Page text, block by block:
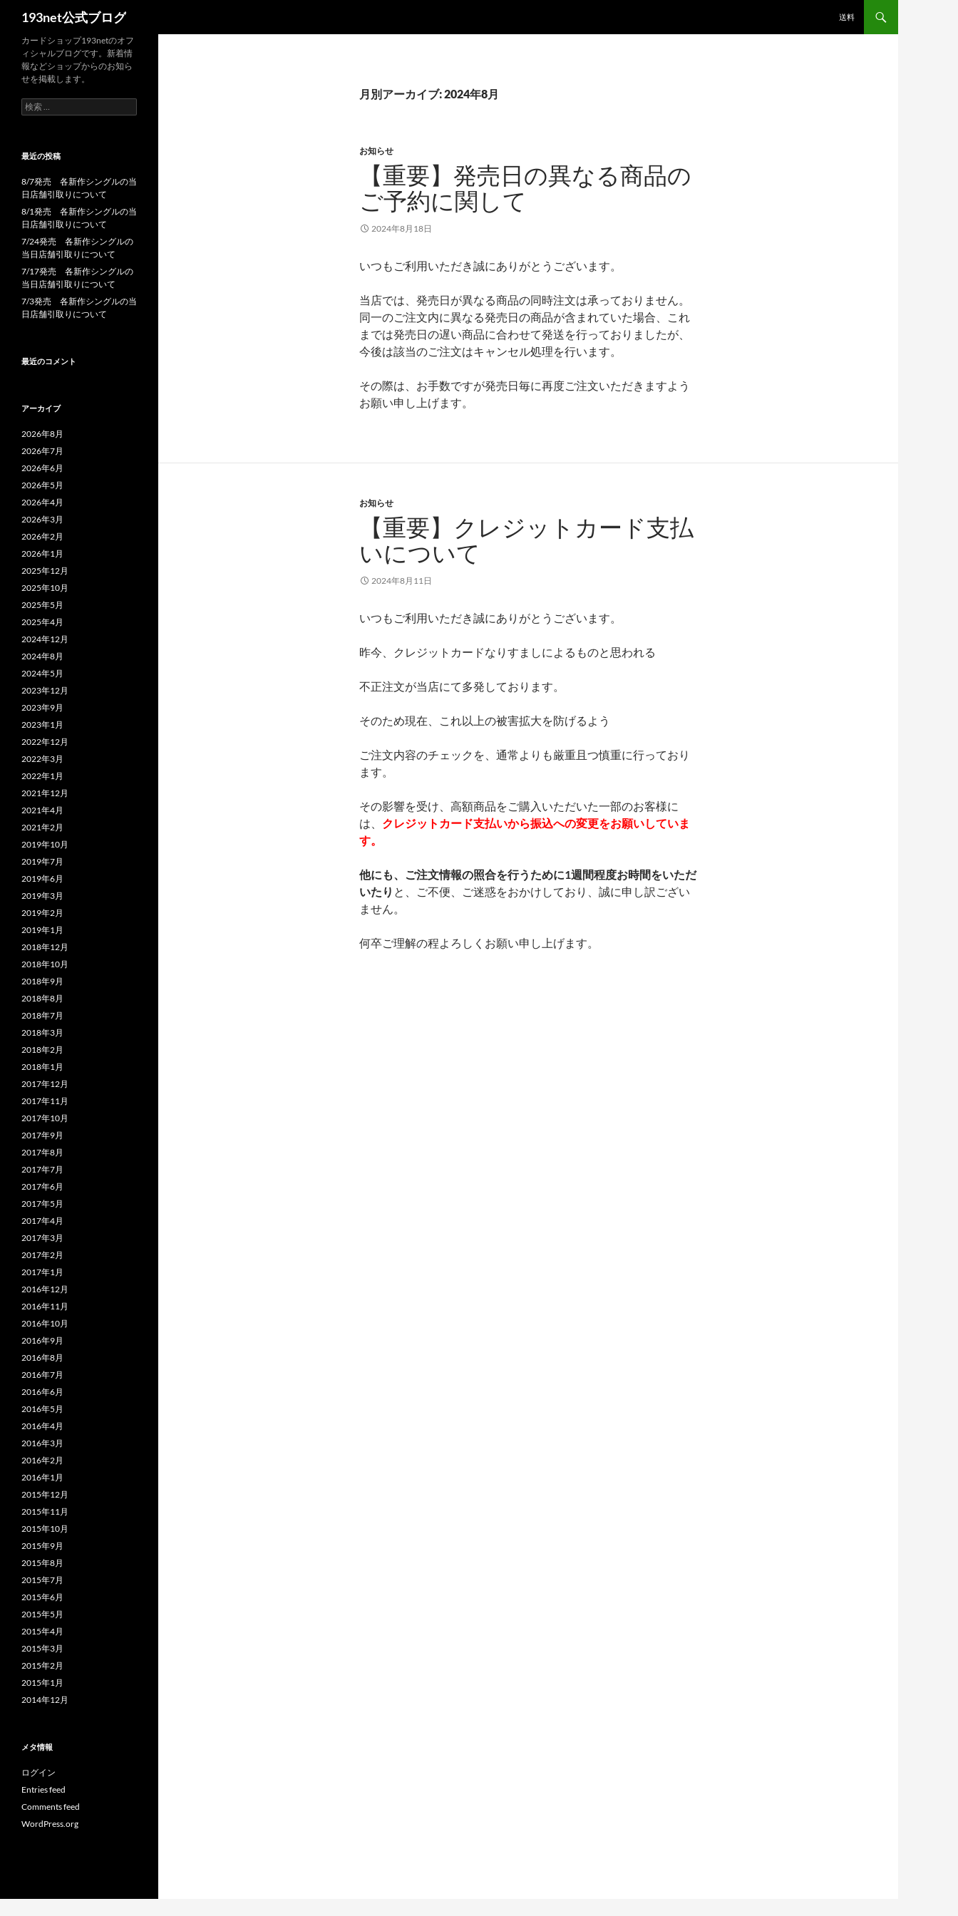
193net公式ブログ 送料
月別アーカイブ: 2024年8月
お知らせ
【重要】発売日の異なる商品の
ご予約に関して
2024年8月18日
いつもご利用いただき誠にありがとうございます。
当店では、発売日が異なる商品の同時注文は承っておりません。
同一のご注文内に異なる発売日の商品が含まれていた場合、これ
までは発売日の遅い商品に合わせて発送を行っておりましたが、
今後は該当のご注文はキャンセル処理を行います。
その際は、お手数ですが発売日毎に再度ご注文いただきますよう
お願い申し上げます。
お知らせ
【重要】クレジットカード支払
いについて
2024年8月11日
いつもご利用いただき誠にありがとうございます。
昨今、クレジットカードなりすましによるものと思われる
不正注文が当店にて多発しております。
そのため現在、これ以上の被害拡大を防げるよう
ご注文内容のチェックを、通常よりも厳重且つ慎重に行っており
ます。
その影響を受け、高額商品をご購入いただいた一部のお客様に
は、 ク レジットカード支払いから振込への変更をお願いしていま
す。
他にも、ご注文情報の照合を行うために1週間程度お時間をいただ
いたり と、ご不便、ご迷惑をおかけしており、誠に申し訳ござい
ません。
何卒ご理解の程よろしくお願い申し上げます。
カードショップ193netのオフ
ィシャルブログです。新着情
報などショップからのお知ら
せを掲載します。
検
索:
最近の投稿
8/7発売 各新作シングルの当
日店舗引取りについて
8/1発売 各新作シングルの当
日店舗引取りについて
7/24発売 各新作シングルの
当日店舗引取りについて
7/17発売 各新作シングルの
当日店舗引取りについて
7/3発売 各新作シングルの当
日店舗引取りについて
最近のコメント
アーカイブ
2026年8月
2026年7月
2026年6月
2026年5月
2026年4月
2026年3月
2026年2月
2026年1月
2025年12月
2025年10月
2025年5月
2025年4月
2024年12月
2024年8月
2024年5月
2023年12月
2023年9月
2023年1月
2022年12月
2022年3月
2022年1月
2021年12月
2021年4月
2021年2月
2019年10月
2019年7月
2019年6月
2019年3月
2019年2月
2019年1月
2018年12月
2018年10月
2018年9月
2018年8月
2018年7月
2018年3月
2018年2月
2018年1月
2017年12月
2017年11月
2017年10月
2017年9月
2017年8月
2017年7月
2017年6月
2017年5月
2017年4月
2017年3月
2017年2月
2017年1月
2016年12月
2016年11月
2016年10月
2016年9月
2016年8月
2016年7月
2016年6月
2016年5月
2016年4月
2016年3月
2016年2月
2016年1月
2015年12月
2015年11月
2015年10月
2015年9月
2015年8月
2015年7月
2015年6月
2015年5月
2015年4月
2015年3月
2015年2月
2015年1月
2014年12月
メタ情報
ログイン
Entries feed
Comments feed
WordPress.org